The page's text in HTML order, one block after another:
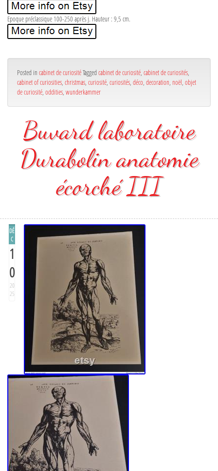
Epoque préclassique 100-250 après j. Hauteur : 9,5 cm.
Posted in cabinet de curiositéTagged cabinet de curiosité, cabinet de curiosités,
cabinet of curiosities, christmas, curiosité, curiosités, déco, decoration, noël, objet
de curiosité, oddities, wunderkammer
Buvard laboratoire
Durabolin anatomie
écorché III
DÉ
C
1
0
20
25